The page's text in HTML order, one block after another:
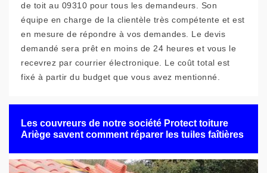
de toit au 09310 pour tous les demandeurs. Son
équipe en charge de la clientèle très compétente et est
en mesure de répondre à vos demandes. Le devis
demandé sera prêt en moins de 24 heures et vous le
recevrez par courrier électronique. Le coût total est
fixé à partir du budget que vous avez mentionné.
Les couvreurs de notre société Protect toiture
Ariège savent comment réparer les tuiles faîtières